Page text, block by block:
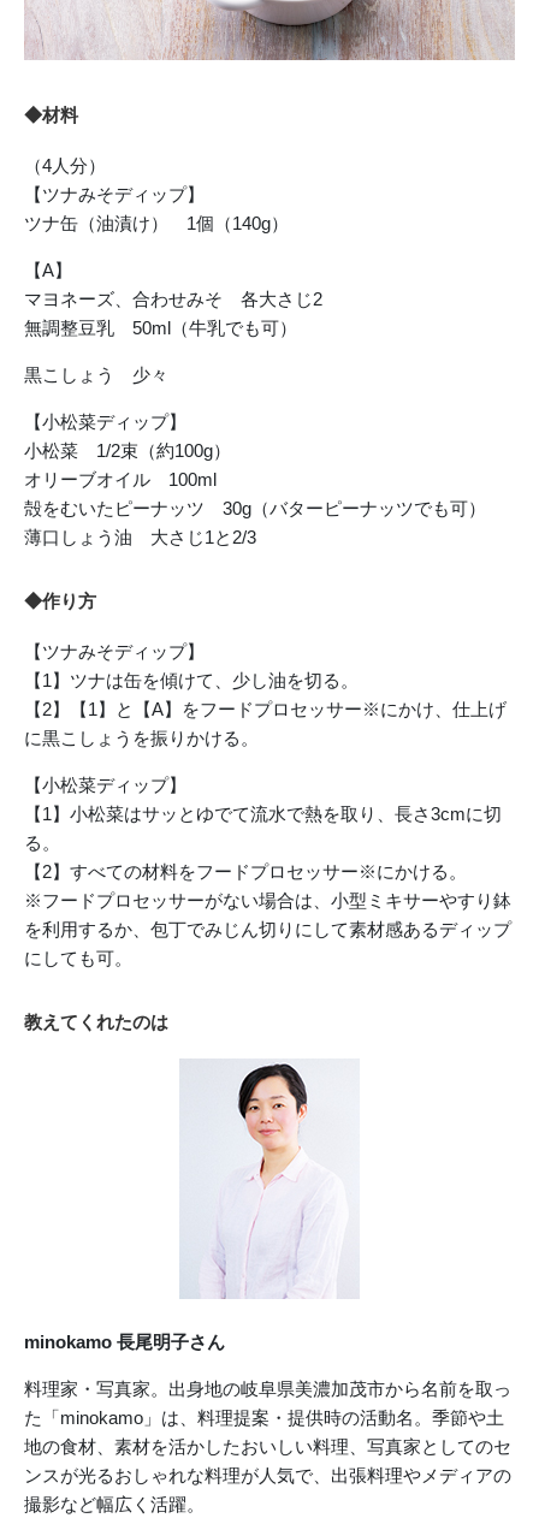
◆材料
（4人分）
【ツナみそディップ】
ツナ缶（油漬け） 1個（140g）
【A】
マヨネーズ、合わせみそ 各大さじ2
無調整豆乳 50ml（牛乳でも可）
黒こしょう 少々
【小松菜ディップ】
小松菜 1/2束（約100g）
オリーブオイル 100ml
殻をむいたピーナッツ 30g（バターピーナッツでも可）
薄口しょう油 大さじ1と2/3
◆作り方
【ツナみそディップ】
【1】ツナは缶を傾けて、少し油を切る。
【2】【1】と【A】をフードプロセッサー※にかけ、仕上げ
に黒こしょうを振りかける。
【小松菜ディップ】
【1】小松菜はサッとゆでて流水で熱を取り、長さ3cmに切
る。
【2】すべての材料をフードプロセッサー※にかける。
※フードプロセッサーがない場合は、小型ミキサーやすり鉢
を利用するか、包丁でみじん切りにして素材感あるディップ
にしても可。
教えてくれたのは
minokamo 長尾明子さん
料理家・写真家。出身地の岐阜県美濃加茂市から名前を取っ
た「minokamo」は、料理提案・提供時の活動名。季節や土
地の食材、素材を活かしたおいしい料理、写真家としてのセ
ンスが光るおしゃれな料理が人気で、出張料理やメディアの
撮影など幅広く活躍。